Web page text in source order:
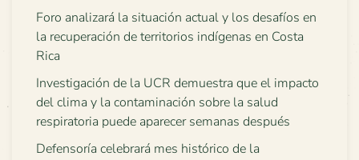
Foro analizará la situación actual y los desafíos en
la recuperación de territorios indígenas en Costa
Rica
Investigación de la UCR demuestra que el impacto
del clima y la contaminación sobre la salud
respiratoria puede aparecer semanas después
Defensoría celebrará mes histórico de la